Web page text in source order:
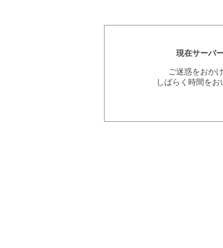
現在サーバ
ご迷惑をおか
しばらく時間を